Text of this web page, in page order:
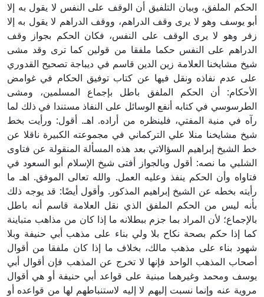
الحكم الملفق، وبيان التلفيق أن الوقف على النفس لا يقول به إلا
أبو يوسف وهو لا يرى وقف الدراهم، ووقف الدراهم لا يقول به إلا
زفر وهو لا يرى الوقف على النفس، فكان الحكم بجواز وقف
الدراهم على النفس حكما ملفقا من قولين كما ترى وقد مشى
شيخ مشايخنا العلامة زين الدين قاسم في ديباجة تصحيح القدوري
على عدم نفاذه ونقل فيها عن كتاب توفيق الحكام في غوامض
الأحكام: أن الحكم الملفق باطل بإجماع المسلمين، ومشى
الطرسوسي في كتابه أنفع الوسائل على النفاذ مستندا في ذلك لما
رآه في منية المفتي، فلينظره من أراده. اهـ. أقول: ورأيت بخط
شيخ مشايخنا منلا علي التركماني في مجموعته الكبيرة ناقلا عن
خط الشيخ إبراهيم السؤالاتي بعد هذه المسألة المنقولة عن فتاوى
الشلبي ما نصه: أقول وبالجواز أفتى شيخ الإسلام أبو السعود في
فتاواه وأن الحكم ينفذ وعليه العمل. والله تعالى الموفق. اهـ ما
رأيته بخطه عن الشيخ إبراهيم المذكور. وأقول أيضًا: قد يوجه ذلك
بأنه ليس من الحكم الملفق الذي نقل العلامة قاسم أنه باطل
بالإجماع؛ لأن المراد بما جزم ببطلانه ما إذا كان من مذاهب متباينة
كما إذا حكم بصحة نكاح بلا ولي بناء على مذهب أبي حنيفة وبلا
شهود بناء على مذهب مالك، بخلاف ما إذا كان ملفقا من أقوال
أصحاب المذهب الواحد فإنها لا تخرج عن المذهب فإن أقوال أبي
يوسف ومحمد وغيرهما مبنية على قواعد أبي حنيفة أو هي أقوال
مروية عنه وإنما نسبت إليهم لا إليه لاستنباطهم لها من قواعده أو